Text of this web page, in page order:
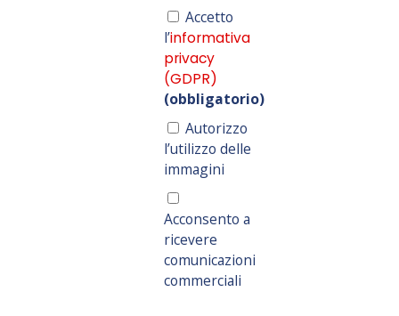
Accetto
l’informativa
privacy
(GDPR)
(obbligatorio)
Autorizzo
l’utilizzo delle
immagini
Acconsento a
ricevere
comunicazioni
commerciali